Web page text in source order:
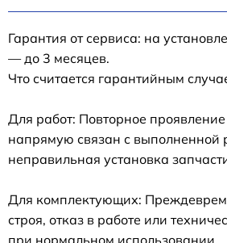
Гарантия от сервиса: на
— до 3 месяцев.
Что считается гарантийным
Для работ: Повторное
напрямую связан с выполненной
неправильная установка
Для комплектующих:
строя, отказ в работе или
при нормальном использовании.